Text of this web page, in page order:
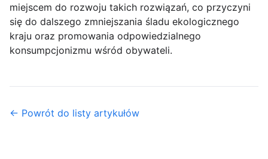
miejscem do rozwoju takich rozwiązań, co przyczyni
się do dalszego zmniejszania śladu ekologicznego
kraju oraz promowania odpowiedzialnego
konsumpcjonizmu wśród obywateli.
← Powrót do listy artykułów